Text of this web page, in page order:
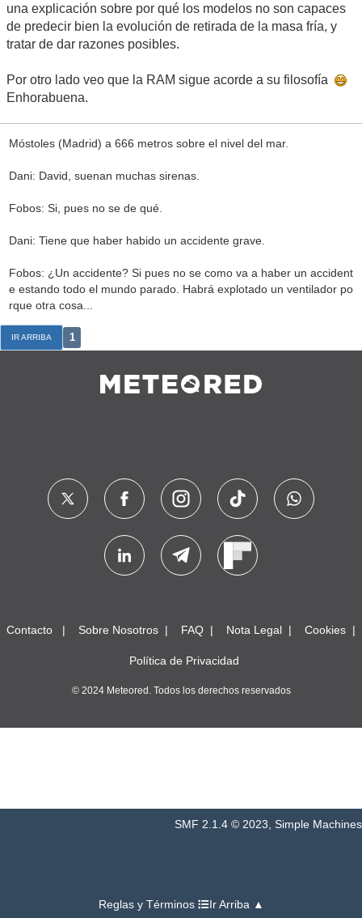
una explicación sobre por qué los modelos no son capaces
de predecir bien la evolución de retirada de la masa fría, y
tratar de dar razones posibles.
Por otro lado veo que la RAM sigue acorde a su filosofía
Enhorabuena.
Móstoles (Madrid) a 666 metros sobre el nivel del mar.
Dani: David, suenan muchas sirenas.
Fobos: Si, pues no se de qué.
Dani: Tiene que haber habido un accidente grave.
Fobos: ¿Un accidente? Si pues no se como va a haber un accident
e estando todo el mundo parado. Habrá explotado un ventilador po
rque otra cosa...
IR ARRIBA 1
Contacto Sobre Nosotros FAQ Nota Legal Cookies
Política de Privacidad
© 2024 Meteored. Todos los derechos reservados
SMF 2.1.4 © 2023 Simple Machines
Reglas y Términos Ir Arriba ▲